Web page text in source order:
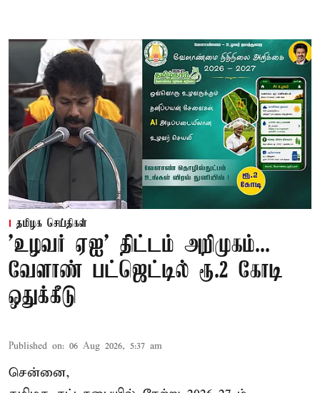
தமிழக செய்திகள்
'உழவர் ஏஐ' திட்டம் அறிமுகம்...
வேளாண் பட்ஜெட்டில் ரூ.2 கோடி
ஒதுக்கீடு
Published on: 06 Aug 2026, 5:37 am
சென்னை,